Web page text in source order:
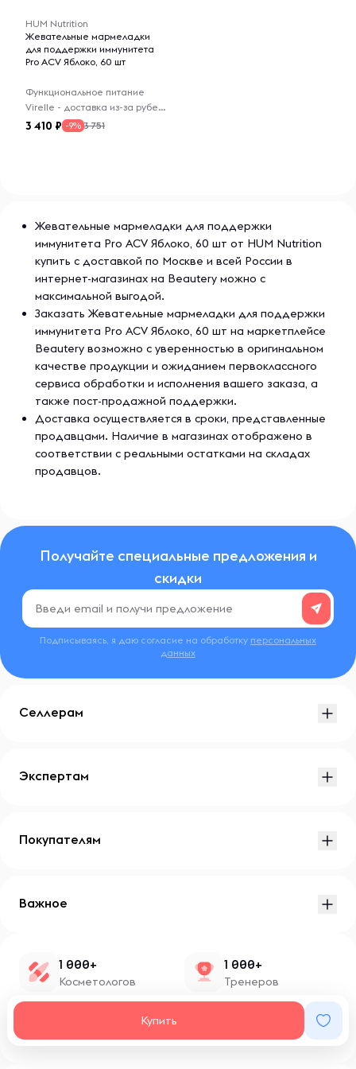
рецептурных препаратов, беременности или кормления
грудью перед применением пищевой добавки следует
проконсультироваться с медицинским работником.
HUM Nutrition
Жевательные мармеладки
для поддержки иммунитета
Pro ACV Яблоко, 60 шт
Функциональное питание
Virelle - доставка из-за рубежа
3 410 -9% 3 751
Жевательные мармеладки для поддержки
иммунитета Pro ACV Яблоко, 60 шт от HUM Nutrition
купить с доставкой по Москве и всей России в
интернет-магазинах на Beautery можно с
максимальной выгодой.
Заказать Жевательные мармеладки для поддержки
иммунитета Pro ACV Яблоко, 60 шт на маркетплейсе
Beautery возможно с уверенностью в оригинальном
качестве продукции и ожиданием первоклассного
сервиса обработки и исполнения вашего заказа, а
также пост-продажной поддержки.
Доставка осуществляется в сроки, представленные
продавцами. Наличие в магазинах отображено в
соответствии с реальными остатками на складах
продавцов.
Получайте специальные предложения и
скидки
Подписываясь, я даю согласие на обработку персональных
данных
Купить
Селлерам
Экспертам
Покупателям
Важное
1 000+
Косметологов
1 000+
Тренеров